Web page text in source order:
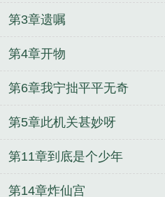
第3章遗嘱
第4章开物
第6章我宁拙平平无奇
第5章此机关甚妙呀
第11章到底是个少年
第14章炸仙宫